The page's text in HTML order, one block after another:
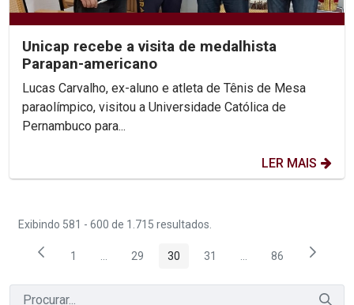
Unicap recebe a visita de medalhista
Parapan-americano
Lucas Carvalho, ex-aluno e atleta de Tênis de Mesa
paraolímpico, visitou a Universidade Católica de
Pernambuco para...
LER MAIS
Exibindo 581 - 600 de 1.715 resultados.
Página
1 Páginas intermediárias Usar ABA para navegar.
Página
29 Página
30 Página
31 PáginasPágina
86